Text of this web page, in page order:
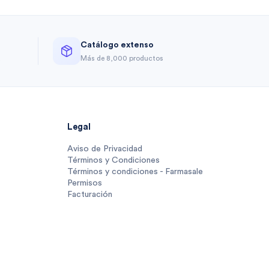
Catálogo extenso
Más de 8,000 productos
Legal
Aviso de Privacidad
Términos y Condiciones
Términos y condiciones - Farmasale
Permisos
Facturación